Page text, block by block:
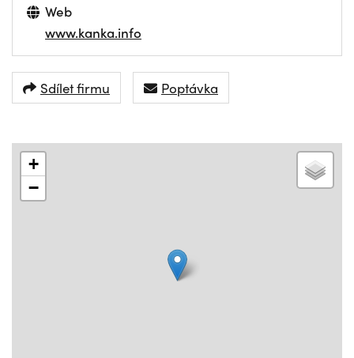
Web
www.kanka.info
Sdílet firmu Poptávka
+
−